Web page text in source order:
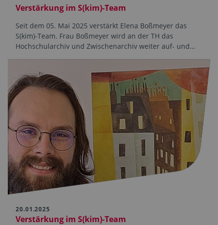
Verstärkung im S(kim)-Team
Seit dem 05. Mai 2025 verstärkt Elena Boßmeyer das
S(kim)-Team. Frau Boßmeyer wird an der TH das
Hochschularchiv und Zwischenarchiv weiter auf- und…
20.01.2025
Verstärkung im S(kim)-Team